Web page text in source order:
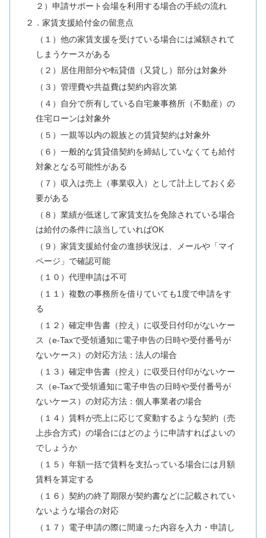
２）申請サポート会場を利用する場合の手続の流れ
２．家賃支援給付金の留意点
（１）他の家賃支援を受けている場合には減額されて
しまうケースがある
（２）居住用部分や転貸借（又貸し）部分は対象外
（３）管理費や共益費は契約内容次第
（４）自分で所有している自宅兼事務所（不動産）の
住宅ローンは対象外
（５）一親等以内の親族との賃貸契約は対象外
（６）一般的な賃貸借契約を締結していなくても給付
対象となる可能性がある
（７）収入は売上（事業収入）として計上しておく必
要がある
（８）業績が低迷して家賃支払を免除されている場合
は給付の条件に該当していればOK
（９）家賃支援給付金の進捗状況は、メールや「マイ
ページ」で確認可能
（１０）代理申請は不可
（１１）複数の事務所を借りていても1度で申請をす
る
（１２）確定申告書（控え）に収受日付印がないケー
ス（e-Taxで受領通知に電子申告の日時や受付番号が
ないケース）の対応方法：法人の場合
（１３）確定申告書（控え）に収受日付印がないケー
ス（e-Taxで受領通知に電子申告の日時や受付番号が
ないケース）の対応方法：個人事業者の場合
（１４）賃料が売上に応じて変動するような契約（売
上歩合方式）の場合にはどのように申請すればよいの
でしょうか
（１５）年額一括で賃料を支払っている場合には月額
賃料を算定する
（１６）契約の終了期限が契約書などに記載されてい
ないような場合の対応
（１７）電子申請の際に間違った内容を入力・申請し